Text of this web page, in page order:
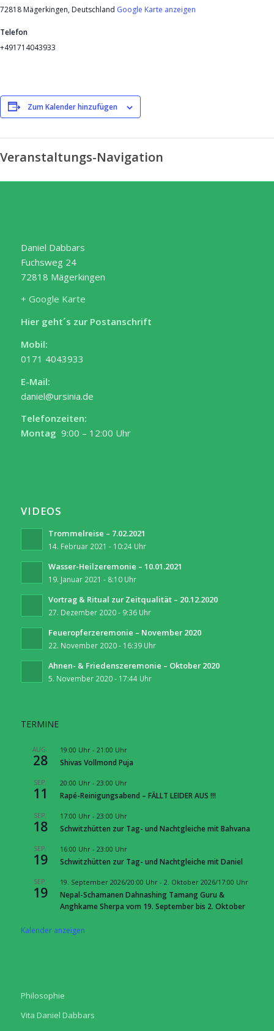
72818 Mägerkingen, Deutschland Google Karte anzeigen
Telefon
+491714043933
Zum Kalender hinzufügen
Veranstaltungs-Navigation
Daniel Dabbars
Fuchsweg 24
72818 Mägerkingen
+ Google Karte
Hier geht´s zur Postanschrift
Mobil:
0171 4043933
E-Mail:
daniel@ursinia.de
Telefonzeiten:
Montag 9:00 – 12:00 Uhr
VIDEOS
Trommelreise – 7.02.2021
14. Februar 2021 - 10:24 Uhr
Wasser-Heilzeremonie – 10.01.2021
19. Januar 2021 - 8:10 Uhr
Vortrag & Ritual zur Zeitqualität – 20.12.2020
27. Dezember 2020 - 9:36 Uhr
Feueropferzeremonie – November 2020
22. November 2020 - 16:39 Uhr
Ahnen- & Friedenszeremonie – Oktober 2020
5. November 2020 - 17:44 Uhr
TERMINE
AUG.
28
19:00 Uhr- 21:00 Uhr
Shivas Vollmond Puja
SEP.
11
20:00 Uhr- 23:00 Uhr
Rapé-Reinigungsabend – FÄLLT LEIDER AUS !!!
SEP.
18
17:00 Uhr- 23:00 Uhr
Schwitzhütten zur Tag- und Nachtgleiche mit Bahvana
SEP.
19
16:00 Uhr- 23:00 Uhr
Schwitzhütten zur Tag- und Nachtgleiche mit Daniel
SEP.
19
19. September 2026/20:00 Uhr- 2. Oktober 2026/17:00 Uhr
Nepal-Schamanen Dahnashing Tamang Guru &
Anghkame Sherpa vom 19. September bis 2. Oktober
Kalender anzeigen
Philosophie
Vita Daniel Dabbars